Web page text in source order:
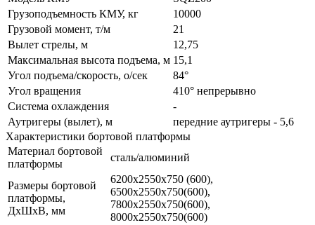
Грузоподъемность КМУ, кг
10000
Грузовой момент, т/м
21
Вылет стрелы, м
12,75
Максимальная высота подъема, м 15,1
Угол подъема/скорость, о/сек
84°
Угол вращения
410° непрерывно
Система охлаждения
-
Аутригеры (вылет), м
передние аутригеры - 5,6
Характеристики бортовой платформы
Материал бортовой
платформы
сталь/алюминий
Размеры бортовой
платформы,
ДхШхВ, мм
6200х2550х750 (600),
6500х2550х750(600),
7800х2550х750(600),
8000х2550х750(600)